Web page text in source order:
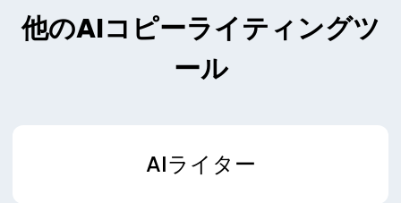
他のAIコピーライティングツ
ール
AIライター